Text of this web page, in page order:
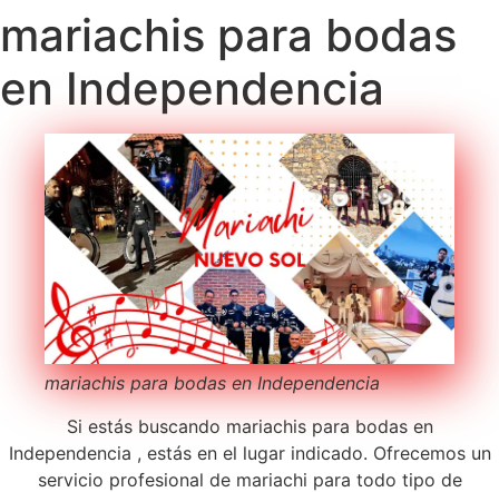
mariachis para bodas
en Independencia
mariachis para bodas en Independencia
Si estás buscando mariachis para bodas en
Independencia , estás en el lugar indicado. Ofrecemos un
servicio profesional de mariachi para todo tipo de